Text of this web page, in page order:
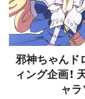
邪神ちゃんド
ィング企画！
ャ